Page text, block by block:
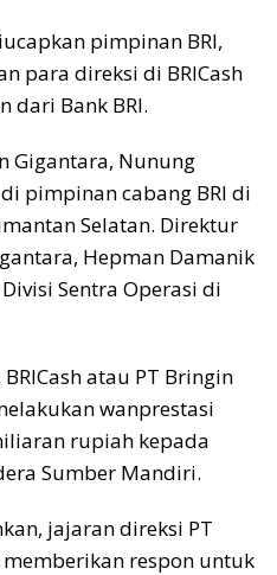
pimpinan BRI,
para direksi di BRICash
dari Bank BRI.
Gigantara, Nunung
pimpinan cabang BRI di
Selatan. Direktur
Hepman Damanik
Sentra Operasi di
atau PT Bringin
wanprestasi
rupiah kepada
Sumber Mandiri.
jajaran direksi PT
respon untuk